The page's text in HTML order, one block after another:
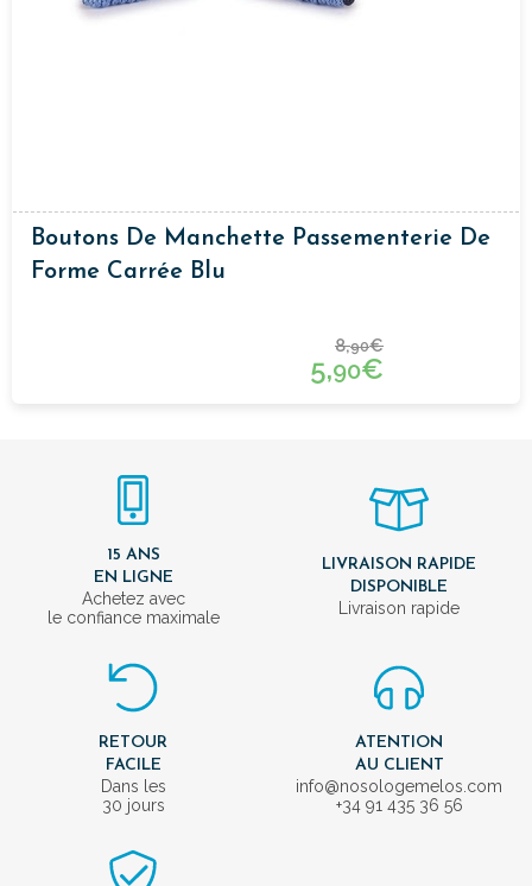
Boutons De Manchette Passementerie De
Forme Carrée Blu
8,90€
5,90€
15 ANS
EN LIGNE
Achetez avec
le confiance maximale
LIVRAISON RAPIDE
DISPONIBLE
Livraison rapide
RETOUR
FACILE
Dans les
30 jours
ATENTION
AU CLIENT
info@nosologemelos.com
+34 91 435 36 56